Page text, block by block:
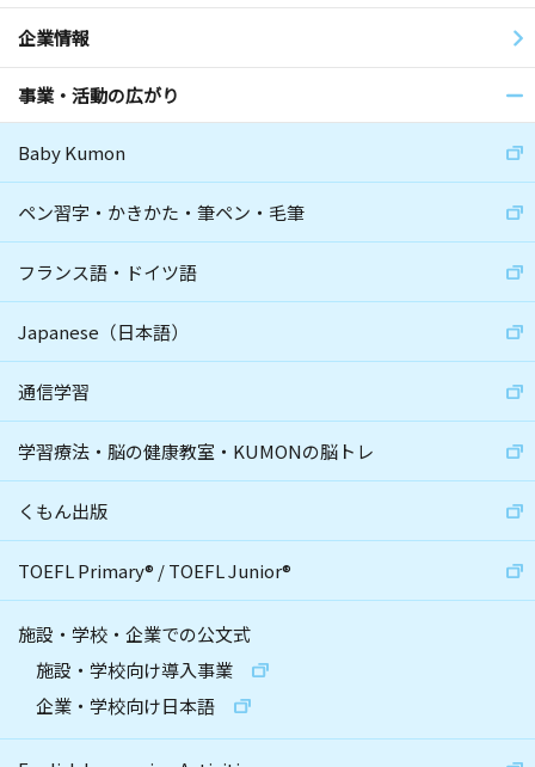
企業情報
事業・活動の広がり
Baby Kumon
ペン習字・かきかた・筆ペン・毛筆
フランス語・ドイツ語
Japanese（日本語）
通信学習
学習療法・脳の健康教室・KUMONの脳トレ
くもん出版
TOEFL Primary® /TOEFL Junior®
施設・学校・企業での公文式
施設・学校向け導入事業
企業・学校向け日本語